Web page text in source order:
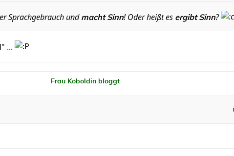
Sprachgebrauch und macht Sinn! Oder heißt es ergibt Sinn?
...
Frau Koboldin bloggt